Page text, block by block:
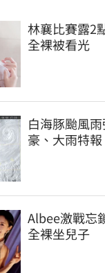
林襄比賽露2
全裸被看光
白海豚颱風
豪、大雨特
Albee激戰忘
全裸坐兒子